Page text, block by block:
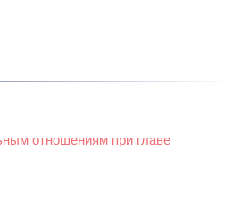
отношениям при главе